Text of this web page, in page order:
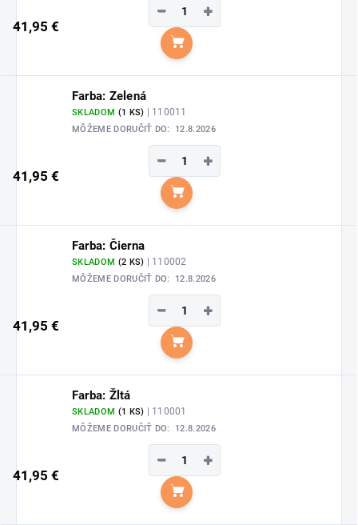
41,95 €
+
−
Do košíka
Farba: Zelená
SKLADOM (1 KS) | 110011
MÔŽEME DORUČIŤ DO: 12.8.2026
41,95 €
+
−
Do košíka
Farba: Čierna
SKLADOM (2 KS) | 110002
MÔŽEME DORUČIŤ DO: 12.8.2026
41,95 €
+
−
Do košíka
Farba: Žltá
SKLADOM (1 KS) | 110001
MÔŽEME DORUČIŤ DO: 12.8.2026
41,95 €
+
−
Do košíka